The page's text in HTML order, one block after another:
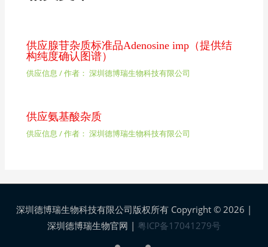
供应腺苷杂质标准品Adenosine imp（提供结
构纯度确认图谱）
供应信息 / 作者： 深圳德博瑞生物科技有限公司
供应氨基酸杂质
供应信息 / 作者： 深圳德博瑞生物科技有限公司
深圳德博瑞生物科技有限公司版权所有 Copyright © 2026 |
深圳德博瑞生物官网 | 粤ICP备17041279号